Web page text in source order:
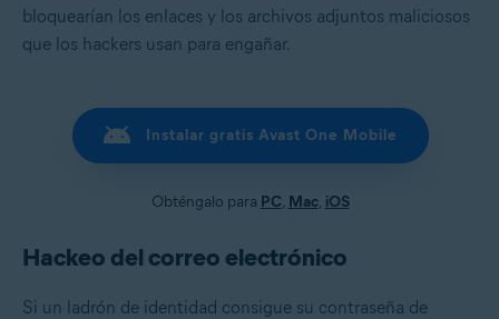
bloquearían los enlaces y los archivos adjuntos maliciosos
que los hackers usan para engañar.
Instalar gratis Avast One Mobile
Obténgalo para PC, Mac, iOS
Hackeo del correo electrónico
Si un ladrón de identidad consigue su contraseña de